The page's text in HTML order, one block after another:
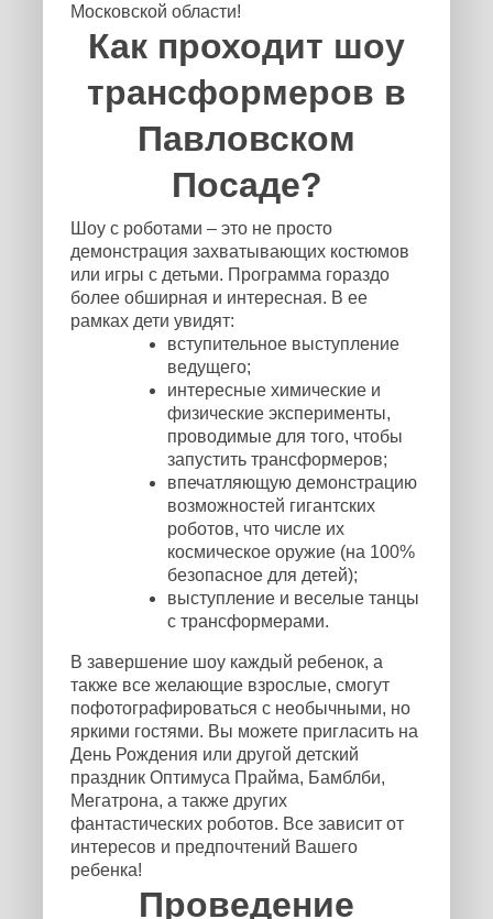
Московской области!
Как проходит шоу
трансформеров в
Павловском
Посаде?
Шоу с роботами – это не просто
демонстрация захватывающих костюмов
или игры с детьми. Программа гораздо
более обширная и интересная. В ее
рамках дети увидят:
вступительное выступление
ведущего;
интересные химические и
физические эксперименты,
проводимые для того, чтобы
запустить трансформеров;
впечатляющую демонстрацию
возможностей гигантских
роботов, что числе их
космическое оружие (на 100%
безопасное для детей);
выступление и веселые танцы
с трансформерами.
В завершение шоу каждый ребенок, а
также все желающие взрослые, смогут
пофотографироваться с необычными, но
яркими гостями. Вы можете пригласить на
День Рождения или другой детский
праздник Оптимуса Прайма, Бамблби,
Мегатрона, а также других
фантастических роботов. Все зависит от
интересов и предпочтений Вашего
ребенка!
Проведение